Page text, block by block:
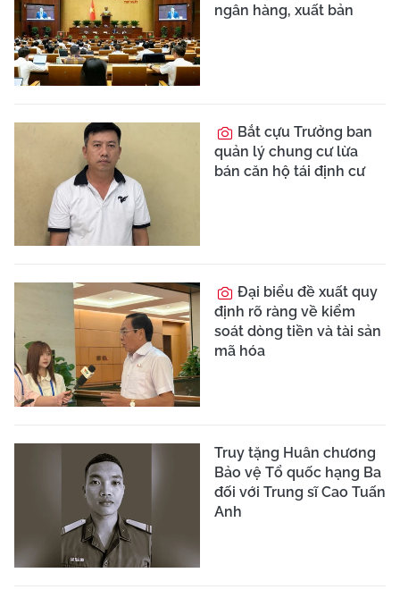
Quảng Ninh chia sẻ
Sửa Luật Xuất bản:
Đổi mới để thúc đẩy
chuyển đổi số ngành
Mỹ treo thưởng 25
triệu USD bắt thủ lĩnh
băng đảng ma túy ở
Mexico
Đề xuất tăng vốn dự
án đường sắt Lào Cai –
Hà Nội – Hải Phòng